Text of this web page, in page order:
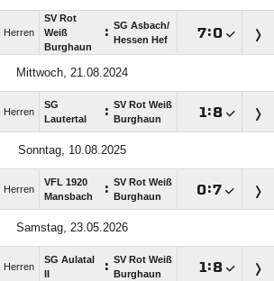
Herren
SV Rot
Weiß
Burghaun
: SG Asbach/​
Hessen Hef
:
Mittwoch, 21.08.2024
Herren
SG
Lautertal
: SV Rot Weiß
Burghaun
:
Sonntag, 10.08.2025
Herren
VFL 1920
Mansbach
: SV Rot Weiß
Burghaun
:
Samstag, 23.05.2026
Herren
SG Aulatal
: SV Rot Weiß
Burghaun
: